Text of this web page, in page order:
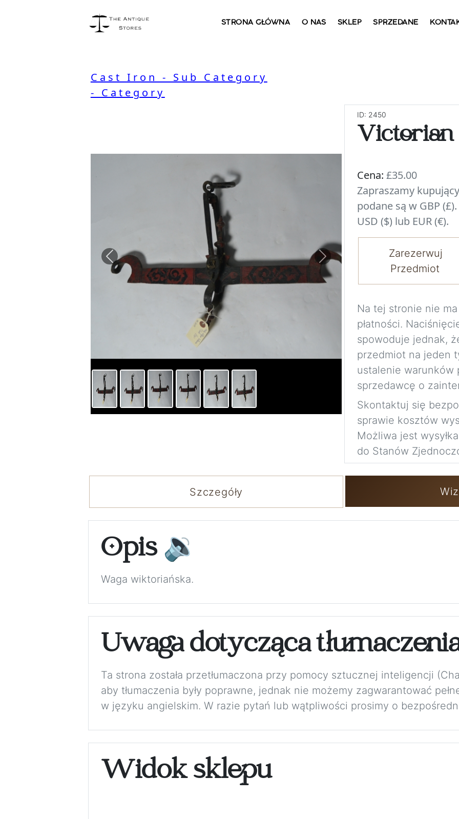
STRONA GŁÓWNA O NAS SKLEP SPRZEDANE
Cast Iron - Sub Category
- Category
Previous Next
ID: 2450
Victorian
Cena: £35.00
Zapraszamy
podane są w GBP
USD ($) lub EUR (€).
Zarezerwuj
Przedmiot
Na tej stronie nie
płatności.
spowoduje jednak,
przedmiot na jeden
ustalenie warunków
sprzedawcę o
Skontaktuj się
sprawie kosztów
Możliwa jest
do Stanów
Szczegóły
Opis 🔉
Waga wiktoriańska.
Uwaga dotycząca
Ta strona została przetłumaczona przy pomocy sztucznej inteligencji
aby tłumaczenia były poprawne, jednak nie możemy zagwarantować
w języku angielskim. W razie pytań lub wątpliwości prosimy o
Widok sklepu